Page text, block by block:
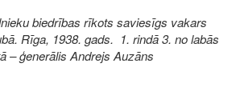
biedrības rīkots saviesīgs vakars
Rīga, 1938. gads. 1. rindā 3. no labās
– ģenerālis Andrejs Auzāns